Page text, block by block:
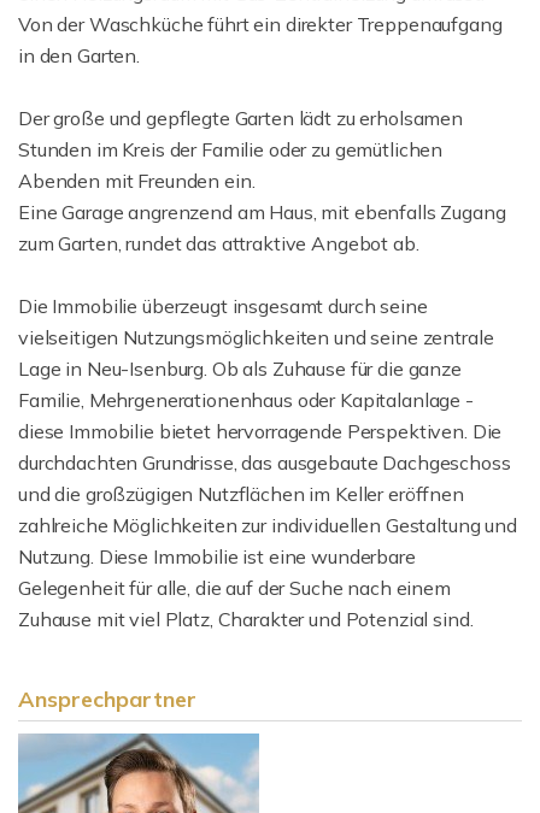
Von der Waschküche führt ein direkter Treppenaufgang
in den Garten.
Der große und gepflegte Garten lädt zu erholsamen
Stunden im Kreis der Familie oder zu gemütlichen
Abenden mit Freunden ein.
Eine Garage angrenzend am Haus, mit ebenfalls Zugang
zum Garten, rundet das attraktive Angebot ab.
Die Immobilie überzeugt insgesamt durch seine
vielseitigen Nutzungsmöglichkeiten und seine zentrale
Lage in Neu-Isenburg. Ob als Zuhause für die ganze
Familie, Mehrgenerationenhaus oder Kapitalanlage -
diese Immobilie bietet hervorragende Perspektiven. Die
durchdachten Grundrisse, das ausgebaute Dachgeschoss
und die großzügigen Nutzflächen im Keller eröffnen
zahlreiche Möglichkeiten zur individuellen Gestaltung und
Nutzung. Diese Immobilie ist eine wunderbare
Gelegenheit für alle, die auf der Suche nach einem
Zuhause mit viel Platz, Charakter und Potenzial sind.
Ansprechpartner